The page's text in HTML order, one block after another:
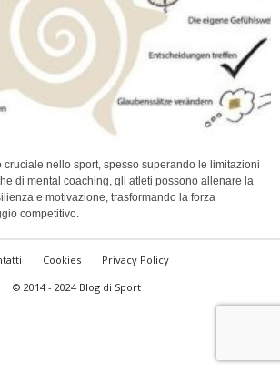
cruciale nello sport, spesso superando le limitazioni
di mental coaching, gli atleti possono allenare la
e motivazione, trasformando la forza
competitivo.
Cookies
Privacy Policy
© 2014 - 2024 Blog di Sport